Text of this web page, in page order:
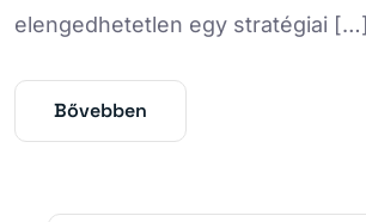
elengedhetetlen egy stratégiai […]
Bővebben